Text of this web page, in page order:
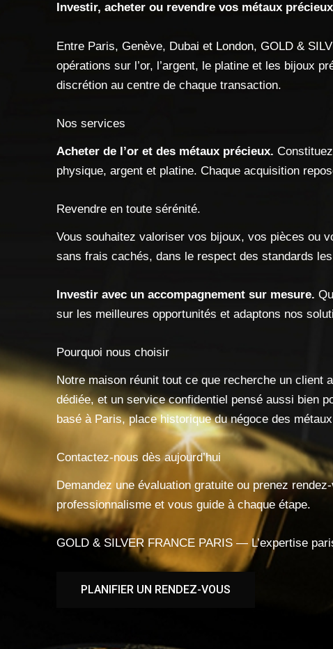
Investir, acheter ou revendre vos métaux
Entre Paris, Genève, Dubai et London, GOLD &
opérations sur l’or, l’argent, le platine et les bijoux
discrétion au centre de chaque transaction.
Nos services
Acheter de l’or et des métaux précieux.
physique, argent et platine. Chaque acquisition
Revendre en toute sérénité.
Vous souhaitez valoriser vos bijoux, vos pièces ou
sans frais cachés, dans le respect des standards
Investir avec un accompagnement sur mesure.
sur les meilleures opportunités et adaptons nos
Pourquoi nous choisir
Notre maison réunit tout ce que recherche un client
dédiée, et un service confidentiel pensé aussi bien
basé à Paris, place historique du négoce des
Contactez-nous dès aujourd’hui
Demandez une évaluation gratuite ou prenez
professionnalisme et vous guide à chaque étape.
GOLD & SILVER FRANCE PARIS — L’expertise
PLANIFIER UN RENDEZ-VOUS